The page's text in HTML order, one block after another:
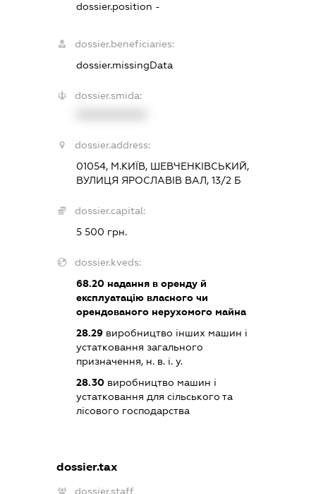
dossier.position -
dossier.beneficiaries:
dossier.missingData
dossier.smida:
dossier.address:
01054, М.КИЇВ, ШЕВЧЕНКІВСЬКИЙ,
ВУЛИЦЯ ЯРОСЛАВІВ ВАЛ, 13/2 Б
dossier.capital:
5 500 грн.
dossier.kveds:
68.20 надання в оренду й
експлуатацію власного чи
орендованого нерухомого майна
28.29 виробництво інших машин і
устатковання загального
призначення, н. в. і. у.
28.30 виробництво машин і
устатковання для сільського та
лісового господарства
dossier.tax
dossier.staff